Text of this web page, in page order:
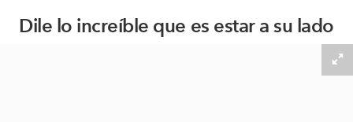
Dile lo increíble que es estar a su lado